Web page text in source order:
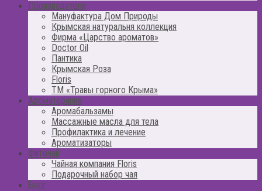
Производители
Мануфактура Дом Природы
Крымская натуральня коллекция
Фирма «Царство ароматов»
Doctor Oil
Пантика
Крымская Роза
Floris
ТМ «Травы горного Крыма»
Ароматерапия
Аромабальзамы
Массажные масла для тела
Профилактика и лечение
Ароматизаторы
Фиточай
Чайная компания Floris
Подарочный набор чая
Блог